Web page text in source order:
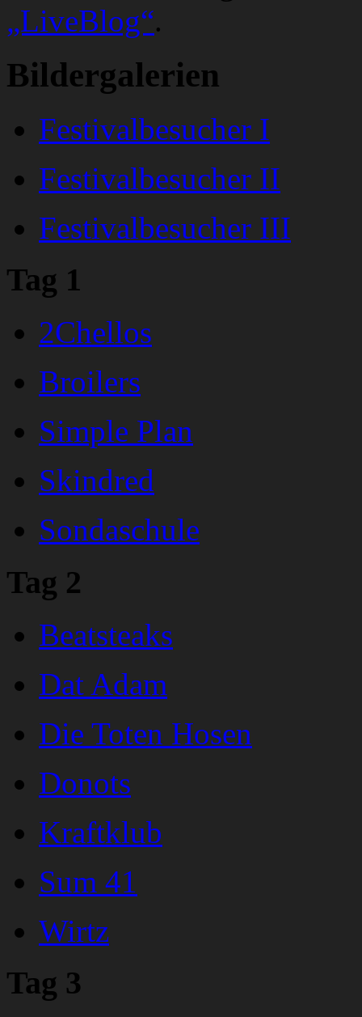
„LiveBlog“.
Bildergalerien
Festivalbesucher I
Festivalbesucher II
Festivalbesucher III
Tag 1
2Chellos
Broilers
Simple Plan
Skindred
Sondaschule
Tag 2
Beatsteaks
Dat Adam
Die Toten Hosen
Donots
Kraftklub
Sum 41
Wirtz
Tag 3